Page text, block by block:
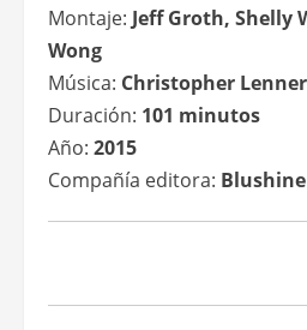
Montaje: Jeff Groth, Shelly
Wong
Música: Christopher
Duración: 101 minutos
Año: 2015
Compañía editora: Blushine